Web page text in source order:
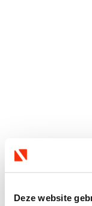
Deze website